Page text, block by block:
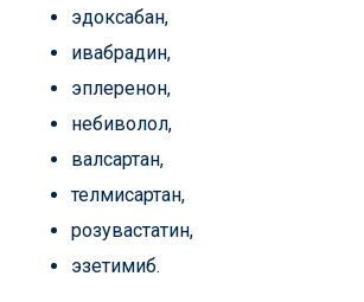
эдоксабан,
ивабрадин,
эплеренон,
небиволол,
валсартан,
телмисартан,
розувастатин,
эзетимиб.